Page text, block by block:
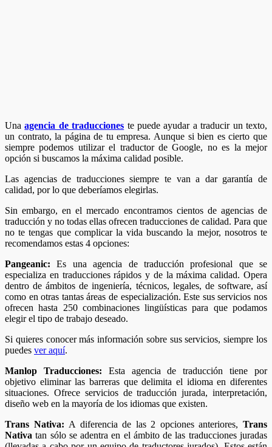
Unaagencia de traducciones te puede ayudar a traducir un texto,
un contrato, la página de tu empresa. Aunque si bien es cierto que
siempre podemos utilizar el traductor de Google, no es la mejor
opción si buscamos la máxima calidad posible.
Las agencias de traducciones siempre te van a dar garantía de
calidad, por lo que deberíamos elegirlas.
Sin embargo, en el mercado encontramos cientos de agencias de
traducción y no todas ellas ofrecen traducciones de calidad. Para que
no te tengas que complicar la vida buscando la mejor, nosotros te
recomendamos estas 4 opciones:
Pangeanic:Es una agencia de traducción profesional que se
especializa en traducciones rápidos y de la máxima calidad. Opera
dentro de ámbitos de ingeniería, técnicos, legales, de software, así
como en otras tantas áreas de especialización. Este sus servicios nos
ofrecen hasta 250 combinaciones lingüísticas para que podamos
elegir el tipo de trabajo deseado.
Si quieres conocer más información sobre sus servicios, siempre los
puedes ver aquí.
Manlop Traducciones: Esta agencia de traducción tiene por
objetivo eliminar las barreras que delimita el idioma en diferentes
situaciones. Ofrece servicios de traducción jurada, interpretación,
diseño web en la mayoría de los idiomas que existen.
Trans Nativa: A diferencia de las 2 opciones anteriores,Trans
Nativa tan sólo se adentra en el ámbito de las traducciones juradas